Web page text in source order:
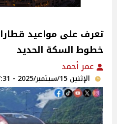
تعرف على مواعيد
خطوط السكة الحديد
عمر أحمد
الإثنين 15/سبتمبر/2025 - 07:31 ص